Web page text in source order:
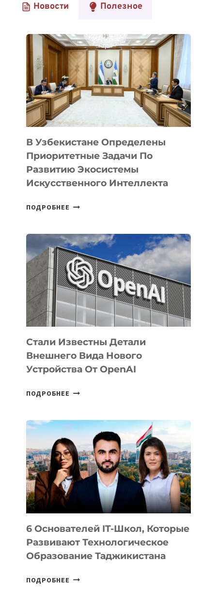
НОВЫЕ
Новости Полезное
В Узбекистане Определены
Приоритетные Задачи По
Развитию Экосистемы
Искусственного Интеллекта
ПОДРОБНЕЕ
ПРИОРИТЕТНЫЕ
ЗАДАЧИ
ПО
РАЗВИТИЮ
ЭКОСИСТЕМЫ
ИСКУССТВЕННОГО
ИНТЕЛЛЕКТА
Стали Известны Детали
Внешнего Вида Нового
Устройства От OpenAI
ПОДРОБНЕЕ СТАЛИ
ВНЕШНЕГО
ВИДА
НОВОГО
УСТРОЙСТВА
ОТ
OPENAI
6 Основателей IT-Школ, Которые
Развивают Технологическое
Образование Таджикистана
ПОДРОБНЕЕ 6